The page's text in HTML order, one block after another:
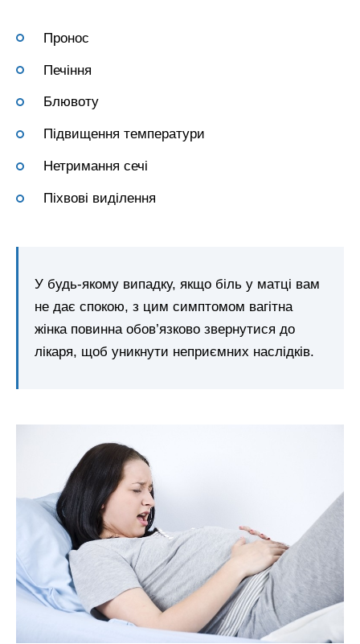
Пронос
Печіння
Блювоту
Підвищення температури
Нетримання сечі
Піхвові виділення
У будь-якому випадку, якщо біль у матці вам
не дає спокою, з цим симптомом вагітна
жінка повинна обов’язково звернутися до
лікаря, щоб уникнути неприємних наслідків.